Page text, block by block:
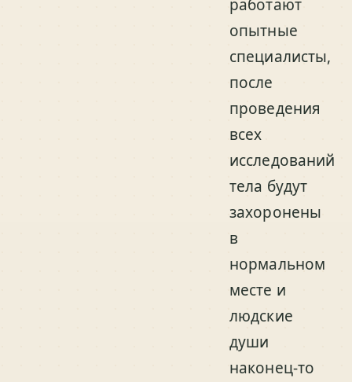
работают
опытные
специалисты,
после
проведения
всех
исследований
тела будут
захоронены
в
нормальном
месте и
людские
души
наконец-то